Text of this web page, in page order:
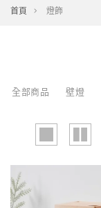
首頁 燈飾
全部商品 壁燈